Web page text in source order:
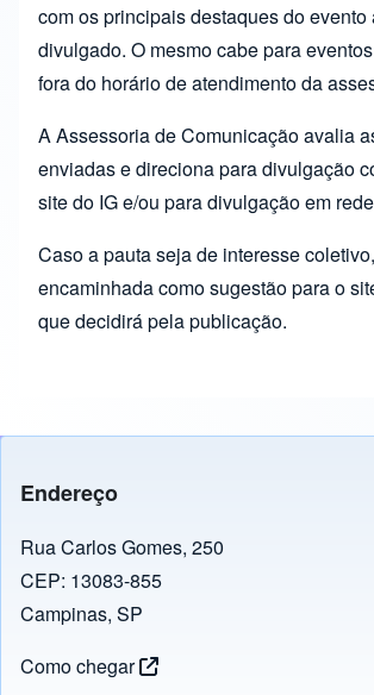
com os principais destaques do evento
divulgado. O mesmo cabe para
fora do horário de atendimento da
A Assessoria de Comunicação avalia
enviadas e direciona para divulgação
site do IG e/ou para divulgação em
Caso a pauta seja de interesse
encaminhada como sugestão para o
que decidirá pela publicação.
Endereço
Rua Carlos Gomes, 250
CEP: 13083-855
Campinas, SP
Como chegar